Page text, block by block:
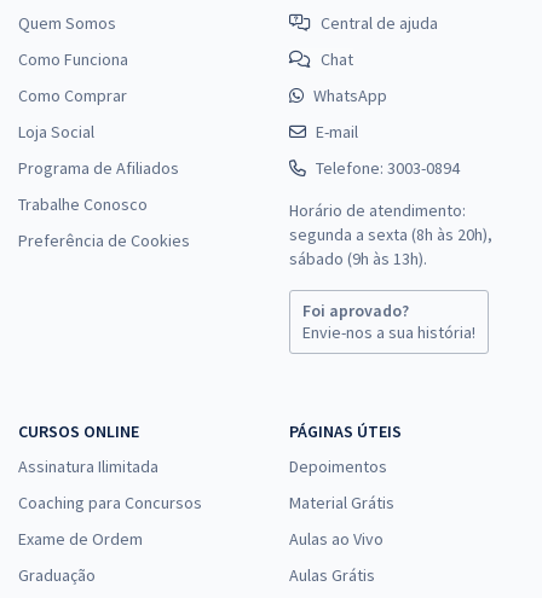
Quem Somos
Como Funciona
Como Comprar
Loja Social
Programa de Afiliados
Trabalhe Conosco
Preferência de Cookies
Central de ajuda
Chat
WhatsApp
E-mail
Telefone: 3003-0894
Horário de atendimento:
segunda a sexta (8h às 20h),
sábado (9h às 13h).
Foi aprovado?
Envie-nos a sua história!
CURSOS ONLINE
Assinatura Ilimitada
Coaching para Concursos
Exame de Ordem
Graduação
PÁGINAS ÚTEIS
Depoimentos
Material Grátis
Aulas ao Vivo
Aulas Grátis